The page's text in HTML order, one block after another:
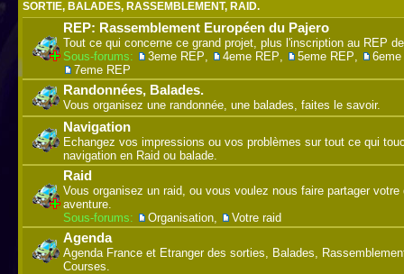
SORTIE, BALADES, RASSEMBLEMENT, RAID.
REP: Rassemblement Européen du Pajero
Tout ce qui concerne ce grand projet, plus l'inscription au REP
Sous-forums:
3eme REP, 4eme REP, 5eme REP,
7eme REP
Randonnées, Balades.
Vous organisez une randonnée, une balades, faites le savoir.
Navigation
Echangez vos impressions ou vos problèmes sur tout ce qui
navigation en Raid ou balade.
Raid
Vous organisez un raid, ou vous voulez nous faire partager votre
aventure.
Sous-forums:
Organisation, Votre raid
Agenda
Agenda France et Etranger des sorties, Balades,
Courses.